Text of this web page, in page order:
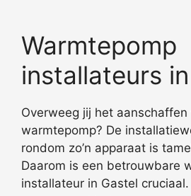
Warmtepomp
installateurs
Overweeg jij het aanschaffen
warmtepomp? De
rondom zo’n apparaat is
Daarom is een betrouwbare
installateur in Gastel